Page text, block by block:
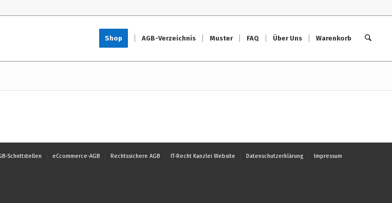
Shop AGB-Verzeichnis Muster FAQ Über Uns Warenkorb
Schnttstellen eCcommerce-AGB Rechtssichere AGB IT-Recht Kanzlei Website Datenschutzerklärung Impressum